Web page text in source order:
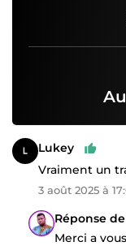
Lukey
Vraiment un
3 août 2025 à
Réponse
Merci a